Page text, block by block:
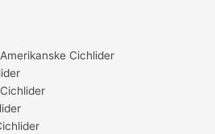
Cichlider